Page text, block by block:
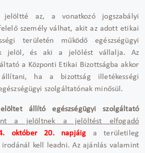
az, a vonatkozó jogszabályi
személy válhat, akit az adott etikai
területén működő egészségügyi
jelöl, és aki a jelölést vállalja. Az
a Központi Etikai Bizottságba akkor
ha a bizottság illetékességi
szolgáltatónak minősül.
állító egészségügyi szolgáltató
a jelöltnek a jelöltést elfogadó
október 20. napjáig a területileg
irodánál kell leadni. Az ajánlás valamint